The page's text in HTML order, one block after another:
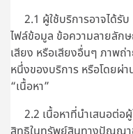
2.1 ผู้ใช้บริการอาจได้รับ
ไฟล์ข้อมูล ข้อความลายลัก
เสียง หรือเสียงอื่นๆ ภาพถ่
หนึ่งของบริการ หรือโดยผ่า
“เนื้อหา”
2.2 เนื้อหาที่นำเสนอต่อผู้
สิทธิในทรัพย์สินทางปัญญา